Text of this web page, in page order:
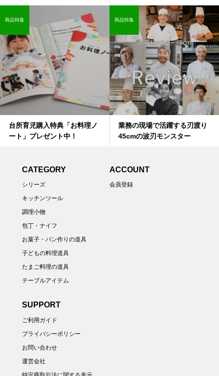
台所育児購入特典「お料理ノ
ート」プレゼント中！
商品特集
業務の現場で活躍する刃渡り
45cmの波刃モンスター
商品特集
CATEGORY
シリーズ
キッチンツール
調理小物
包丁・ナイフ
お菓子・パン作りの道具
子どもの料理道具
たまご料理の道具
テーブルアイテム
ACCOUNT
会員登録
SUPPORT
ご利用ガイド
プライバシーポリシー
お問い合わせ
運営会社